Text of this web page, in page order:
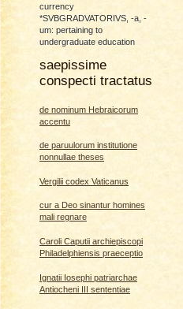
currency
*SVBGRADVATORIVS, -a, -
um: pertaining to
undergraduate education
saepissime
conspecti tractatus
de nominum Hebraicorum
accentu
de paruulorum institutione
nonnullae theses
Vergilii codex Vaticanus
cur a Deo sinantur homines
mali regnare
Caroli Caputii archiepiscopi
Philadelphiensis praeceptio
Ignatii Iosephi patriarchae
Antiocheni III sententiae